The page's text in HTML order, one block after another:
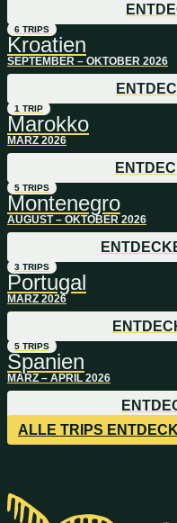
6 TRIPS
Kroatien
SEPTEMBER – OKTOBER 2026
1 TRIP
Marokko
MÄRZ 2026
5 TRIPS
Montenegro
AUGUST – OKTOBER 2026
3 TRIPS
Portugal
MÄRZ 2026
5 TRIPS
Spanien
MÄRZ – APRIL 2026
ALLE TRIPS